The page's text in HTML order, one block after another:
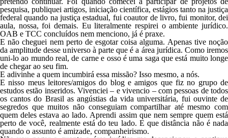
pesquisa, publiquei artigos, iniciação científica, estágios tanto na justiça
federal quando na justiça estadual, fui coautor de livro, fui monitor, dei
aula, nossa, foi demais. Eu literalmente respirei o ambiente jurídico.
OAB e TCC concluídos nem menciono, já é praxe.
E não cheguei nem perto de esgotar coisa alguma. Apenas tive noção
da amplitude desse universo à parte que é a área jurídica. Como iremos
uni-lo ao mundo real, de carne e osso é uma saga que está muito longe
de chegar ao seu fim.
E adivinhe a quem incumbirá essa missão? Isso mesmo, a nós.
E nisso meus leitores/amigos do blog e amigos que fiz no grupo de
estudos estão inseridos. Vivenciei – e vivencio – com pessoas de todos
os cantos do Brasil as angústias da vida universitária, fui ouvinte de
segredos que muitos não conseguiam compartilhar até mesmo com
quem deles estava ao lado. Aprendi assim que nem sempre quem está
perto de você, realmente está do teu lado. E que distância não é nada
quando o assunto é amizade, companheirismo.